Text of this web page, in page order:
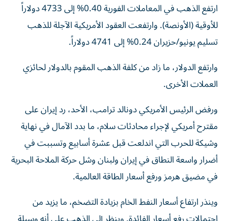
ارتفع الذهب في المعاملات الفورية 0.40% ‌إلى 4733 دولاراً
للأوقية (الأونصة). وارتفعت ‌العقود الأمريكية الآجلة للذهب
تسليم يونيو/حزيران 0.24% إلى 4741 دولاراً.
وارتفع الدولار، ما زاد من كلفة الذهب المقوم بالدولار لحائزي
العملات الأخرى.
ورفض الرئيس الأمريكي دونالد ترامب، الأحد، رد إيران على
مقترح أمريكي لإجراء محادثات سلام، ما بدد الآمال في نهاية
وشيكة للحرب التي اندلعت قبل عشرة أسابيع وتسببت في
أضرار واسعة النطاق في إيران ولبنان وشل حركة الملاحة البحرية
في مضيق هرمز ورفع أسعار الطاقة العالمية.
وينذر ارتفاع أسعار النفط الخام بزيادة التضخم، ما يزيد من